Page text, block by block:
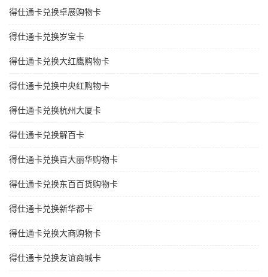
得仕通卡兑换卓展购物卡
得仕通卡兑换岁宝卡
得仕通卡兑换大红鹰购物卡
得仕通卡兑换中央红购物卡
得仕通卡兑换杭州大厦卡
得仕通卡兑换解百卡
得仕通卡兑换百大丽华购物卡
得仕通卡兑换东百百货购物卡
得仕通卡兑换新华都卡
得仕通卡兑换大商购物卡
得仕通卡兑换友谊商城卡